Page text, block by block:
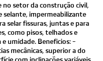
setor da construção civil,
selante, impermeabilizante
selar fissuras, juntas e para
como pisos, telhados e
umidade. Beneficios: -
mecânicas, superior a do